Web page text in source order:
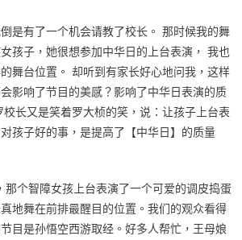
有了一个机会请教了校长。 那时候我的舞
孩子，她很想参加中华日的上台表演， 我也
舞台位置。 却听到有家长好心地问我，这样
影响了节目的美感？影响了中华日表演的质
长又是笑着罗大桢的笑，说：让孩子上台表
孩子好的事，是提高了【中华日】的质量
个智障女孩上台表演了一个可爱的调皮捣蛋
地舞在前排最醒目的位置。我们的观众看得
目是孙悟空西游取经。好多人帮忙，王母娘